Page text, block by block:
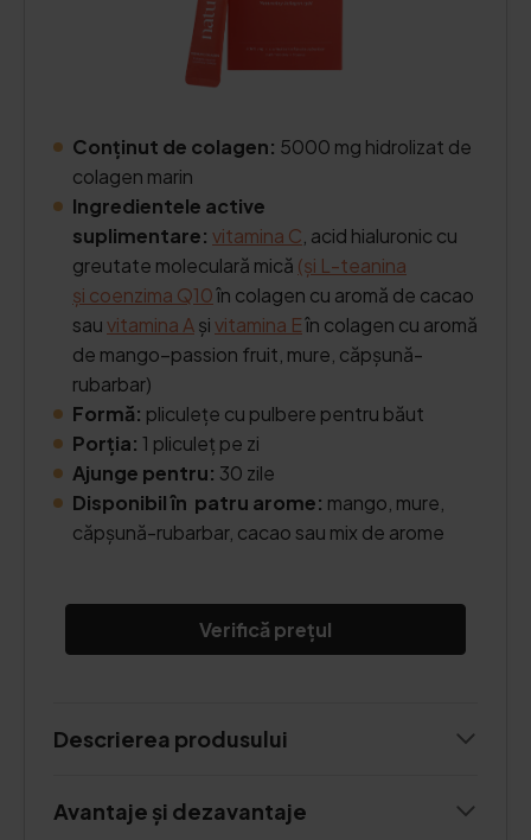
Conținut de colagen: 5000 mg hidrolizat de
colagen marin
Ingredientele active
suplimentare: vitamina C , acid hialuronic cu
greutate moleculară mică (și L-teanina
și coenzima Q10în colagen cu aromă de cacao
sauvitamina Așivitamina Eîn colagen cu aromă
de mango–passion fruit, mure, căpșună-
rubarbar)
Formă: pliculețe cu pulbere pentru băut
Porția: 1 pliculeț pe zi
Ajunge pentru: 30 zile
Disponibil în patru arome: mango, mure,
căpșună-rubarbar, cacao sau mix de arome
Verifică prețul
Descrierea produsului
Avantaje și dezavantaje